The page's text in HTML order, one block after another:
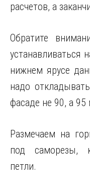
расчетов, а
Обратите
устанавливаться
нижнем ярусе
надо
фасаде не 90, а
Размечаем на
под саморезы,
петли.